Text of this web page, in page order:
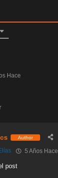
Hace
Author
5 Años Hace
post